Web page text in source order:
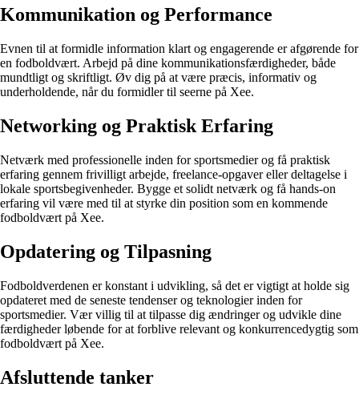
Kommunikation og Performance
Evnen til at formidle information klart og engagerende er afgørende for
en fodboldvært. Arbejd på dine kommunikationsfærdigheder, både
mundtligt og skriftligt. Øv dig på at være præcis, informativ og
underholdende, når du formidler til seerne på Xee.
Networking og Praktisk Erfaring
Netværk med professionelle inden for sportsmedier og få praktisk
erfaring gennem frivilligt arbejde, freelance-opgaver eller deltagelse i
lokale sportsbegivenheder. Bygge et solidt netværk og få hands-on
erfaring vil være med til at styrke din position som en kommende
fodboldvært på Xee.
Opdatering og Tilpasning
Fodboldverdenen er konstant i udvikling, så det er vigtigt at holde sig
opdateret med de seneste tendenser og teknologier inden for
sportsmedier. Vær villig til at tilpasse dig ændringer og udvikle dine
færdigheder løbende for at forblive relevant og konkurrencedygtig som
fodboldvært på Xee.
Afsluttende tanker